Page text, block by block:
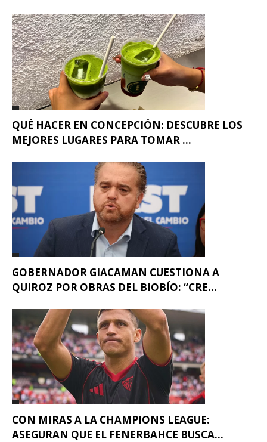
QUÉ HACER EN CONCEPCIÓN: DESCUBRE LOS
MEJORES LUGARES PARA TOMAR ...
GOBERNADOR GIACAMAN CUESTIONA A
QUIROZ POR OBRAS DEL BIOBÍO: “CRE...
CON MIRAS A LA CHAMPIONS LEAGUE:
ASEGURAN QUE EL FENERBAHCE BUSCA...